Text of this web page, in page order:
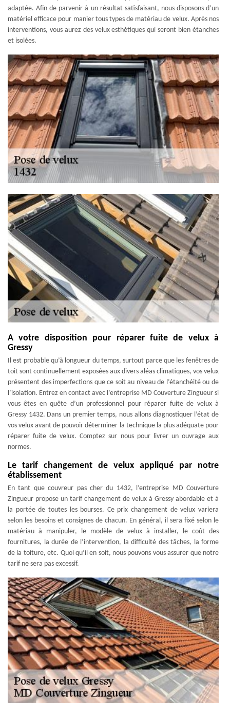
adaptée. Afin de parvenir à un résultat satisfaisant, nous disposons d’un
matériel efficace pour manier tous types de matériau de velux. Après nos
interventions, vous aurez des velux esthétiques qui seront bien étanches
et isolées.
A votre disposition pour réparer fuite de velux à
Gressy
Il est probable qu’à longueur du temps, surtout parce que les fenêtres de
toit sont continuellement exposées aux divers aléas climatiques, vos velux
présentent des imperfections que ce soit au niveau de l’étanchéité ou de
l’isolation. Entrez en contact avec l’entreprise MD Couverture Zingueur si
vous êtes en quête d’un professionnel pour réparer fuite de velux à
Gressy 1432. Dans un premier temps, nous allons diagnostiquer l’état de
vos velux avant de pouvoir déterminer la technique la plus adéquate pour
réparer fuite de velux. Comptez sur nous pour livrer un ouvrage aux
normes.
Le tarif changement de velux appliqué par notre
établissement
En tant que couvreur pas cher du 1432, l’entreprise MD Couverture
Zingueur propose un tarif changement de velux à Gressy abordable et à
la portée de toutes les bourses. Ce prix changement de velux variera
selon les besoins et consignes de chacun. En général, il sera fixé selon le
matériau à manipuler, le modèle de velux à installer, le coût des
fournitures, la durée de l’intervention, la difficulté des tâches, la forme
de la toiture, etc. Quoi qu’il en soit, nous pouvons vous assurer que notre
tarif ne sera pas excessif.